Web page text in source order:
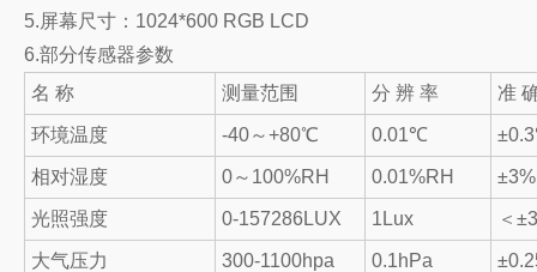
5.屏幕尺寸：1024*600 RGB LCD
6.部分传感器参数
名 称
测量范围 分 辨 率 准
环境温度 -40～+80℃ 0.01℃
相对湿度 0～100%RH 0.01%RH
光照强度 0-157286LUX 1Lux ＜
大气压力 300-1100hpa 0.1hPa